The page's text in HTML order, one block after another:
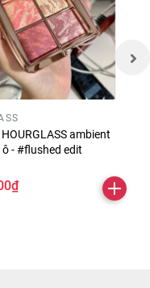
ambient
ô - #flushed edit